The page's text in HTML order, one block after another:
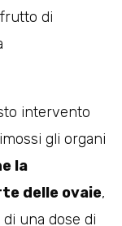
di
intervento
gli organi
la
delle ovaie,
una dose di